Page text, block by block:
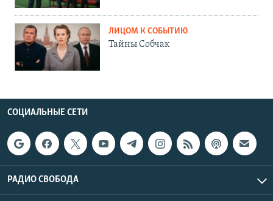
ЛИЦОМ К СОБЫТИЮ
Тайны Собчак
СОЦИАЛЬНЫЕ СЕТИ
РАДИО СВОБОДА